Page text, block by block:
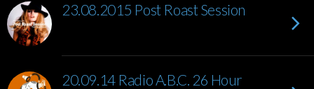
23.08.2015 Post Roast Session
20.09.14 Radio A.B.C. 26 Hour